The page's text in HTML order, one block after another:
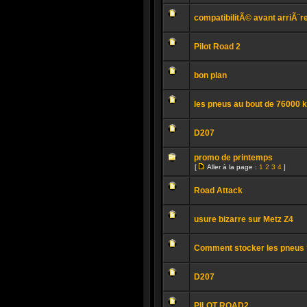
Aucun
non
Aucun
non
compatibilitÃ© avant
Aucun
non
Pilot Road 2
Aucun
non
bon plan
Aucun
non
les pneus au bout de 76000
Aucun
non
D207
Aucun
non
promo de printemps
[
la
page
Aller à la page : 1 2 3 4 ]
Aucun
non
Road Attack
Aucun
non
usure bizarre sur Metz Z4
Aucun
non
Comment stocker les pneus
Aucun
non
D207